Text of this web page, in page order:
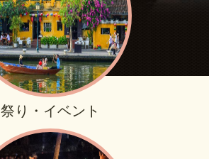
祭り・イベント